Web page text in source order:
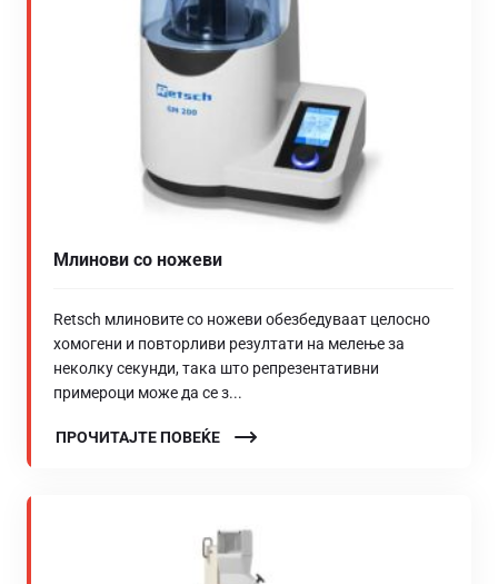
Млинови со ножеви
Retsch млиновите со ножеви обезбедуваат целосно
хомогени и повторливи резултати на мелење за
неколку секунди, така што репрезентативни
примероци може да се з...
ПРОЧИТАЈТЕ ПОВЕЌЕ